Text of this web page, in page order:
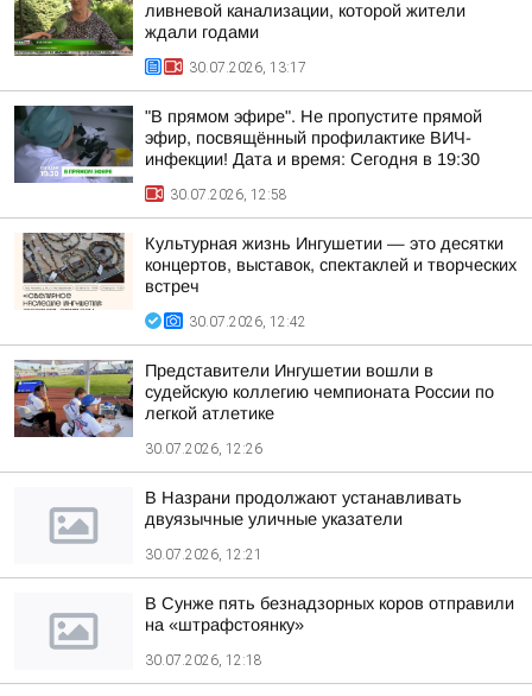
ливневой канализации, которой жители
ждали годами
30.07.2026, 13:17
"В прямом эфире". Не пропустите прямой
эфир, посвящённый профилактике ВИЧ-
инфекции! Дата и время: Сегодня в 19:30
30.07.2026, 12:58
Культурная жизнь Ингушетии — это десятки
концертов, выставок, спектаклей и творческих
встреч
30.07.2026, 12:42
Представители Ингушетии вошли в
судейскую коллегию чемпионата России по
легкой атлетике
30.07.2026, 12:26
В Назрани продолжают устанавливать
двуязычные уличные указатели
30.07.2026, 12:21
В Сунже пять безнадзорных коров отправили
на «штрафстоянку»
30.07.2026, 12:18